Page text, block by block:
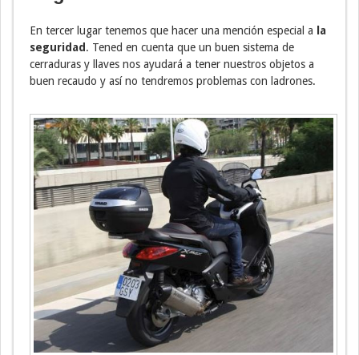
En tercer lugar tenemos que hacer una mención especial a la
seguridad. Tened en cuenta que un buen sistema de
cerraduras y llaves nos ayudará a tener nuestros objetos a
buen recaudo y así no tendremos problemas con ladrones.